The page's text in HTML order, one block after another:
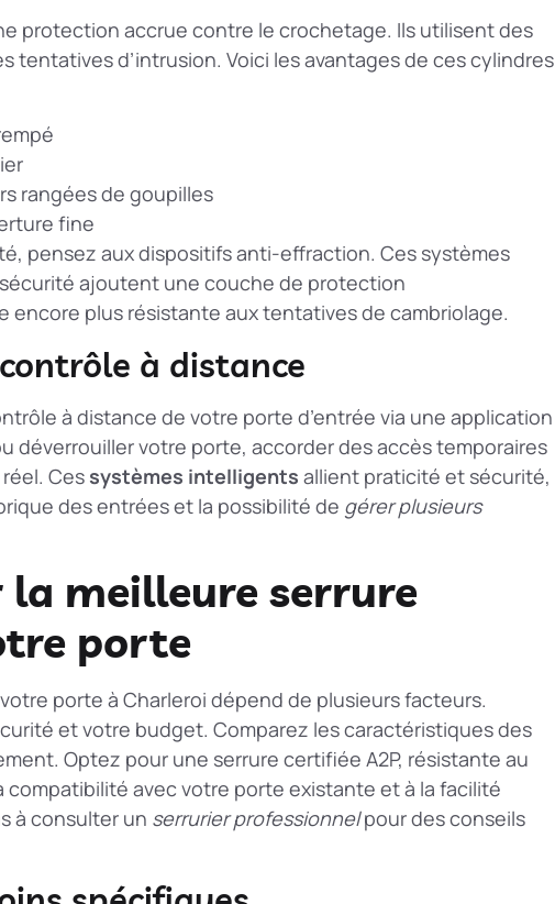
protection accrue contre le crochetage. Ils utilisent des
tentatives d’intrusion. Voici les avantages de ces cylindres
rangées de goupilles
fine
pensez auxdispositifs anti-effraction. Ces systèmes
ajoutent une couche de protection
encore plus résistante aux tentatives de cambriolage.
à distance
à distance de votre porte d’entrée via une application
déverrouiller votre porte, accorder des accès temporaires
Ces systèmes intelligents allient praticité et sécurité,
des entrées et la possibilité de gérer plusieurs
meilleure serrure
porte
porte à Charleroi dépend de plusieurs facteurs.
et votre budget. Comparez les caractéristiques des
Optez pour une serrure certifiée A2P, résistante au
avec votre porte existante et à la facilité
à consulter un serrurier professionnelpour des conseils